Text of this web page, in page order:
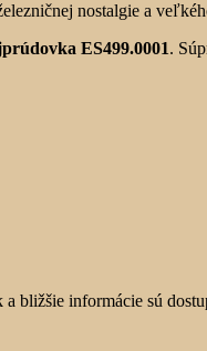
nostalgie a
ES499.0001.
a bližšie informácie sú